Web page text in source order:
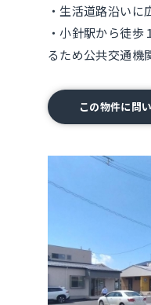
・生活道路沿い
・小針駅から徒
るため公共交通機
この物件に問